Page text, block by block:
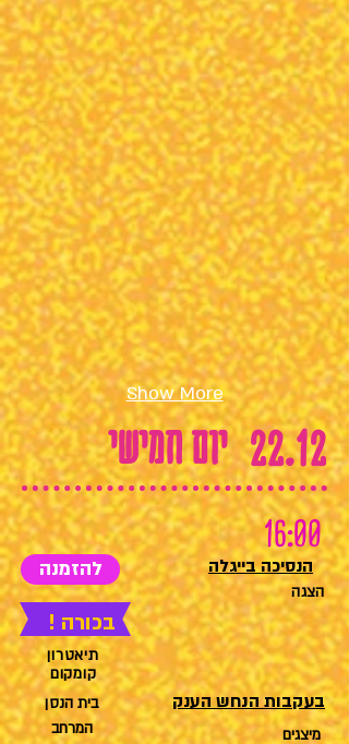
גרמניה
סדנה קומיקס חוויתית של סיפור הפוך
סטודיו
"ילדי
פרא",ישראל
Show More
יום חמישי 22.12
16:00
הנסיכה בייגלה
בכורה !
להזמנה
הצגה
תיאטרון
קומקום
בעקבות הנחש הענק
בית הנסן
המרחב
מיצגים